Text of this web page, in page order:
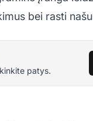
bei rasti
patys.